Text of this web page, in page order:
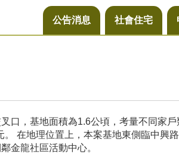
公告消息 社會住宅
口，基地面積為1.6公頃，考量不同家
在地理位置上，本案基地東側臨中興
金龍社區活動中心。